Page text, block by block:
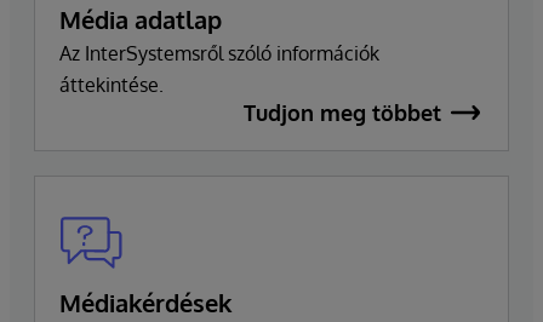
Média adatlap
Az InterSystemsről szóló információk
áttekintése.
Tudjon meg többet
Médiakérdések